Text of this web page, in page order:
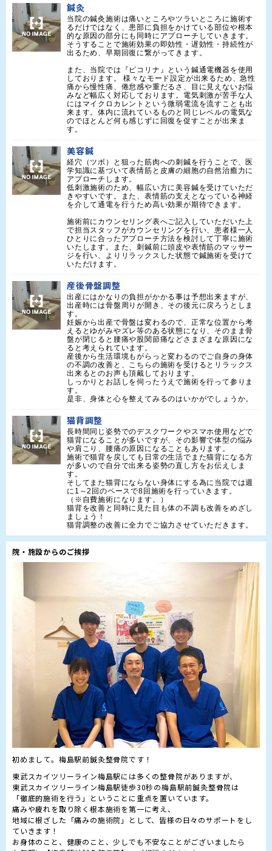
鍼灸
当院の鍼灸施術は痛いところやツラいところに施術す
るだけではなく、患部に負担をかけている部位や根本
的な原因の部分にも同時にアプローチしていきます。
そうすることで施術効果の即効性・遅効性・持続性が
出るため、早期回復に繋がってきます。
また、当院では『ピコリナ』という鍼通電機器を使用
しております。 様々なモード設定が出来るため、急性
痛から慢性痛、倦怠感や重だるさ、目に見えないお悩
みなど幅広く対応しております。電気刺激が苦手な人
にはマイクロカレントという微弱電流を流すことも出
来ます。体内に流れているものと同じレベルの電気な
のでほとんど何も感じずに回復を促すことが出来ま
す。
美容鍼
経穴（ツボ）と狙った筋肉への刺鍼を行うことで、医
学知識に基づいて表情筋と皮膚の細胞の自然治癒力に
アプローチします。
低刺激施術のため、幅広い方に美容鍼を受けていただ
きやすいです。また、表情筋の支えとなっている神経
を介して通電を行うため高い効果が期待できます。
施術前にカウンセリング表へご記入していただいた上
で担当スタッフがカウンセリングを行い、患者様一人
ひとりに合ったアプローチ方法を検討して丁寧に施術
いたします。また、刺鍼前に頭皮や表情筋のマッサー
ジを行い、よりリラックスした状態で鍼施術を受けて
いただけます。
産後骨盤調整
出産にはかなりの負担がかかる事は予想出来ますが、
出産時には骨盤周りが開き、その後元に戻ろうとしま
す。
妊娠から出産で骨盤は変わるので、正常な位置から考
えるとゆがみやズレ等のある状態になり、そのまま骨
盤が閉じると腰痛や股関節痛などさまざまな原因にな
ると考えられています。
産後から生活環境もがらっと変わるのでご自身の身体
の不調の改善と、こちらの施術を受けるとリラックス
出来るとのお声も頂戴しております。
しっかりとお話しを伺ったうえで施術を行って参りま
す。
是非、身体と心を整えてみるのはいかがでしょうか。
猫背調整
長時間同じ姿勢でのデスクワークやスマホ使用などで
猫背になることが多いですが、その影響で体型の悩み
や肩こり、腰痛の原因になることもあります。
施術で猫背を戻しても日常の生活でまた猫背になる方
が多いので自分で出来る姿勢の直し方をお伝えしま
す。
そしてまた猫背にならない身体にする為に当院では週
に1～2回のペースで8回施術を行っていきます。
（※自費施術になります。）
猫背を改善と同時に見た目も体の不調も改善をめざし
ましょう！
猫背調整の改善に全力でご協力させていただきます。
院・施設からのご挨拶
東武スカイツリーライン梅島駅には多くの整骨院がありますが、
東武スカイツリーライン梅島駅徒歩30秒の梅島駅前鍼灸整骨院は
「徹底的施術を行う」ということに重点を置いています。
痛みや疲れを取り除く根本施術を第一に考え、
地域に根ざした「痛みの施術院」として、皆様の日々のサポートをし
ていきます！
お身体のこと、健康のこと、少しでも不安なことがございましたら